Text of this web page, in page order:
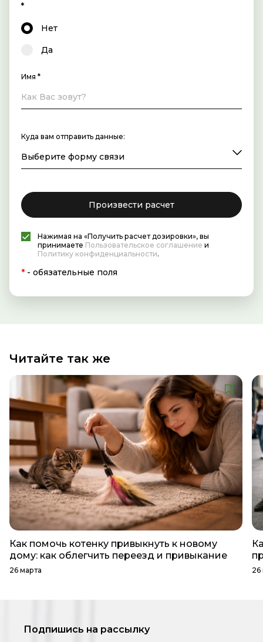
*
Нет
Да
Имя *
Куда вам отправить данные:
Произвести расчет
Нажимая на «Получить расчет дозировки», вы
принимаете Пользовательское соглашение и
Политику конфиденциальности.
* - обязательные поля
Читайте так же
Как помочь котенку привыкнуть к новому
дому: как облегчить переезд и привыкание
26 марта 26
Подпишись на рассылку